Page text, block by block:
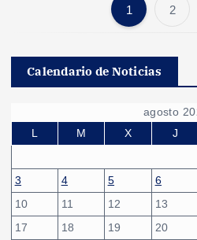
a
g
i
n
a
1 2
Calendario de Noticias
agosto
L
M X J
3
4 5 6
10
11 12 13
17
18 19 20